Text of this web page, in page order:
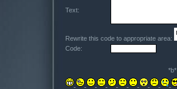
Text:
Rewrite this code to appropriate area:
Code:
*b*